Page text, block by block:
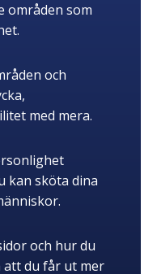
områden som
och
med mera.
kan sköta dina
och hur du
att du får ut mer